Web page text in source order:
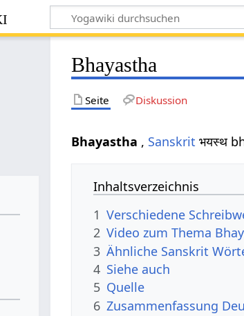
Bhayastha
Seite Diskussion
Bhayastha , Sanskrit भयस्थ
Inhaltsverzeichnis
1 Verschiedene
2 Video zum Thema
3 Ähnliche Sanskrit
4 Siehe auch
5 Quelle
6 Zusammenfassung